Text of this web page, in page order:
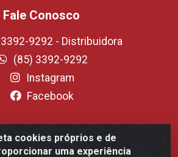
cookies próprios e de
uma experiência
Fale Conosco
9292 - Distribuidora
(85) 3392-9292
Instagram
Facebook
de Alimentos LTDA - Avenida